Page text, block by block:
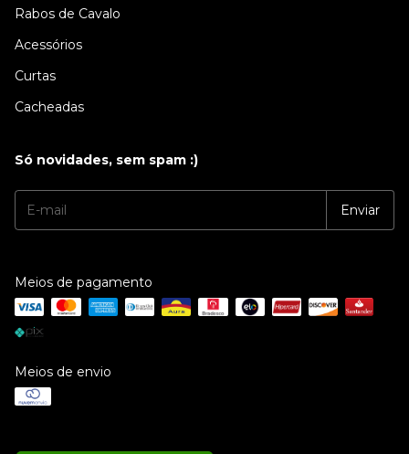
Rabos de Cavalo
Acessórios
Curtas
Cacheadas
Só novidades, sem spam :)
Meios de pagamento
Meios de envio